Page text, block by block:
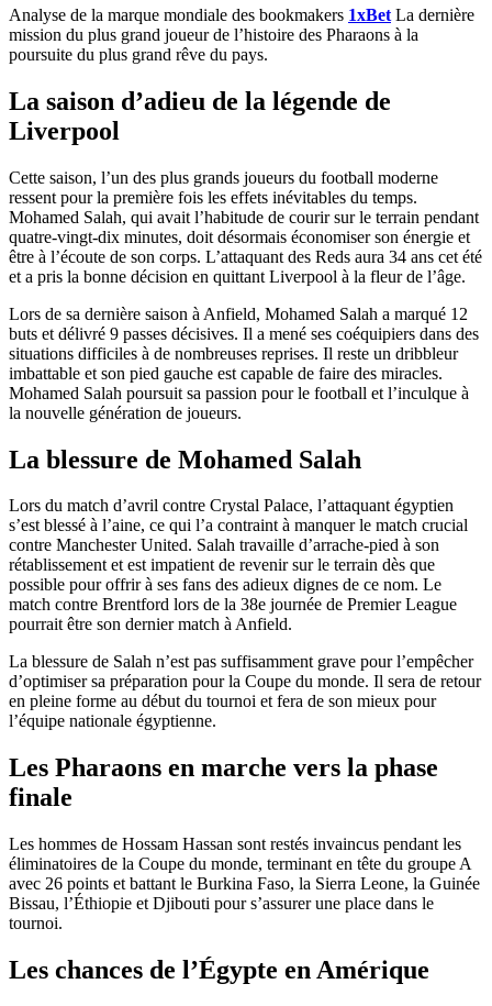
Analyse de la marque mondiale des bookmakers 1xBet La dernière
mission du plus grand joueur de l’histoire des Pharaons à la
poursuite du plus grand rêve du pays.
La saison d’adieu de la légende de
Liverpool
Cette saison, l’un des plus grands joueurs du football moderne
ressent pour la première fois les effets inévitables du temps.
Mohamed Salah, qui avait l’habitude de courir sur le terrain pendant
quatre-vingt-dix minutes, doit désormais économiser son énergie et
être à l’écoute de son corps. L’attaquant des Reds aura 34 ans cet été
et a pris la bonne décision en quittant Liverpool à la fleur de l’âge.
Lors de sa dernière saison à Anfield, Mohamed Salah a marqué 12
buts et délivré 9 passes décisives. Il a mené ses coéquipiers dans des
situations difficiles à de nombreuses reprises. Il reste un dribbleur
imbattable et son pied gauche est capable de faire des miracles.
Mohamed Salah poursuit sa passion pour le football et l’inculque à
la nouvelle génération de joueurs.
La blessure de Mohamed Salah
Lors du match d’avril contre Crystal Palace, l’attaquant égyptien
s’est blessé à l’aine, ce qui l’a contraint à manquer le match crucial
contre Manchester United. Salah travaille d’arrache-pied à son
rétablissement et est impatient de revenir sur le terrain dès que
possible pour offrir à ses fans des adieux dignes de ce nom. Le
match contre Brentford lors de la 38e journée de Premier League
pourrait être son dernier match à Anfield.
La blessure de Salah n’est pas suffisamment grave pour l’empêcher
d’optimiser sa préparation pour la Coupe du monde. Il sera de retour
en pleine forme au début du tournoi et fera de son mieux pour
l’équipe nationale égyptienne.
Les Pharaons en marche vers la phase
finale
Les hommes de Hossam Hassan sont restés invaincus pendant les
éliminatoires de la Coupe du monde, terminant en tête du groupe A
avec 26 points et battant le Burkina Faso, la Sierra Leone, la Guinée
Bissau, l’Éthiopie et Djibouti pour s’assurer une place dans le
tournoi.
Les chances de l’Égypte en Amérique